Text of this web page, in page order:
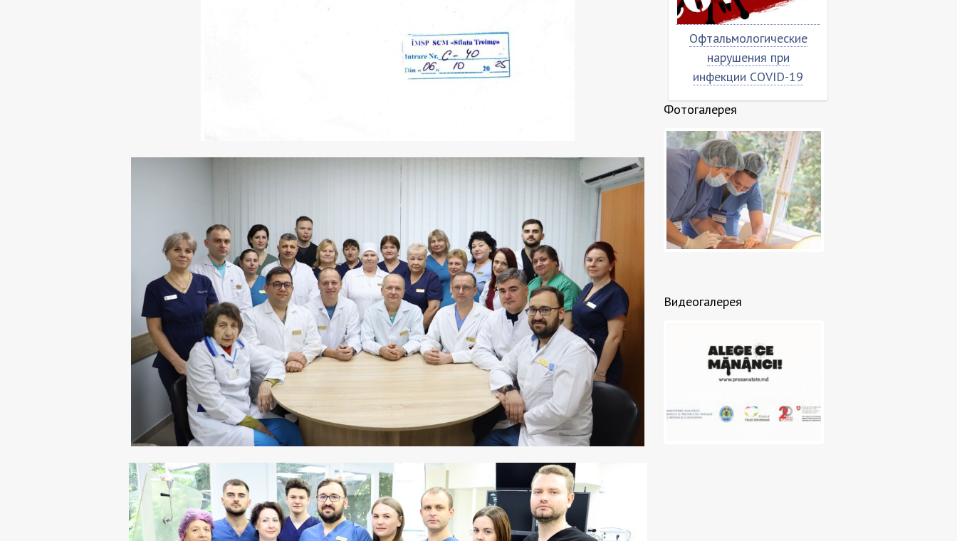
Первичная
неходжкинская
лимфома желудка
Офтальмологические
нарушения при
инфекции COVID-19
Насколько вирус
Фотогалерея
Видеогалерея